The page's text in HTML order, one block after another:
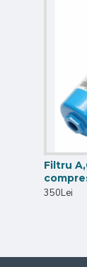
Filtru
350Lei